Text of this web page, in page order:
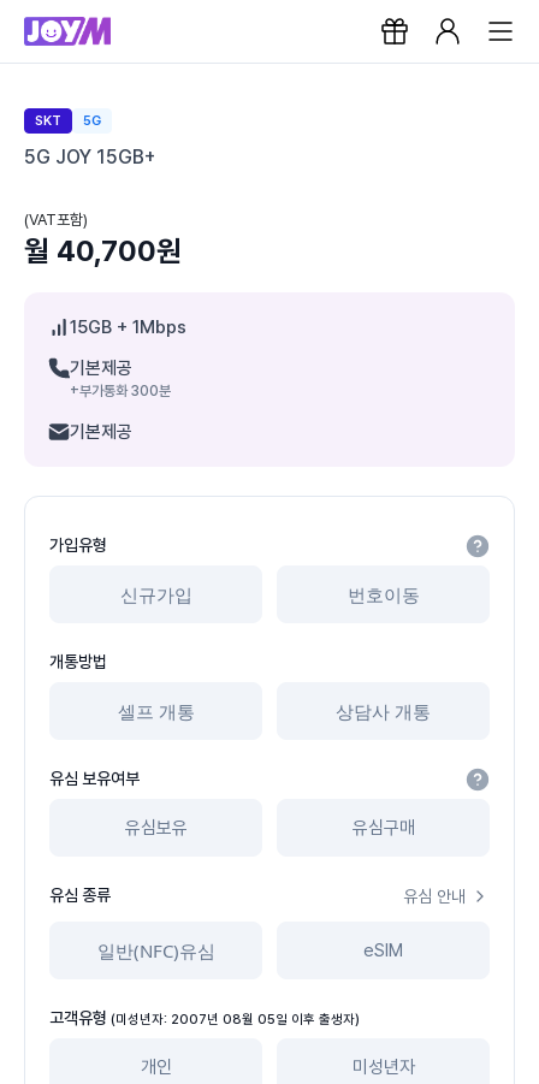
SKT 5G
5G JOY 15GB+
(VAT포함)
월 40,700원
15GB + 1Mbps
기본제공
+부가통화 300분
기본제공
가입유형
신규가입 번호이동
개통방법
셀프 개통 상담사 개통
유심 보유여부
유심보유 유심구매
유심 종류 유심 안내
일반(NFC)유심 eSIM
고객유형 (미성년자: 2007년 08월 05일 이후 출생자)
개인 미성년자